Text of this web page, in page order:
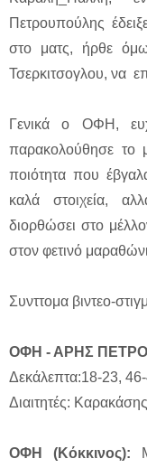
Πετρουπούλης
στο ματς, ήρθε
Τσερκιτσογλου, να
Γενικά ο ΟΦΗ,
παρακολούθησε το
ποιότητα που
καλά στοιχεία,
διορθώσει στο
στον φετινό
Συνττομα βιντεο-
ΟΦΗ - ΑΡΗΣ
Δεκάλεπτα:18-23,
Διαιτητές:
ΟΦΗ (Κόκκινος):